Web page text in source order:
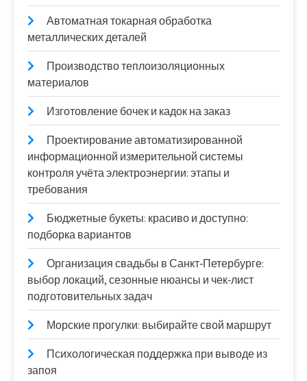
Автоматная токарная обработка
металлических деталей
Производство теплоизоляционных
материалов
Изготовление бочек и кадок на заказ
Проектирование автоматизированной
информационной измерительной системы
контроля учёта электроэнергии: этапы и
требования
Бюджетные букеты: красиво и доступно:
подборка вариантов
Организация свадьбы в Санкт‑Петербурге:
выбор локаций, сезонные нюансы и чек‑лист
подготовительных задач
Морские прогулки: выбирайте свой маршрут
Психологическая поддержка при выводе из
запоя